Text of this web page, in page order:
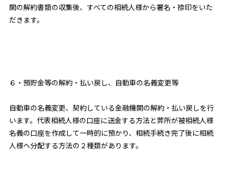
関の解約書類の収集後、すべての相続人様から署名・捺印をいた
だきます。
６・預貯金等の解約・払い戻し、自動車の名義変更等
自動車の名義変更、契約している金融機関の解約・払い戻しを行
います。代表相続人様の口座に送金する方法と弊所が被相続人様
名義の口座を作成して一時的に預かり、相続手続き完了後に相続
人様へ分配する方法の２種類があります。